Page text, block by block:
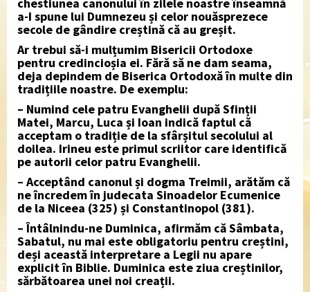
a-I spune lui Dumnezeu și celor nouăsprezece
secole de gândire creștină că au greșit.
Ar trebui să-i mulțumim Bisericii Ortodoxe
pentru credincioșia ei. Fără să ne dam seama,
deja depindem de Biserica Ortodoxă în multe din
tradițiile noastre. De exemplu:
– Numind cele patru Evanghelii după Sfinții
Matei, Marcu, Luca și Ioan indică faptul că
acceptam o tradiție de la sfârșitul secolului al
doilea. Irineu este primul scriitor care identifică
pe autorii celor patru Evanghelii.
– Acceptând canonul și dogma Treimii, arătăm că
ne încredem în judecata Sinoadelor Ecumenice
de la Niceea (325) și Constantinopol (381).
– Întâlnindu-ne Duminica, afirmăm că Sâmbata,
Sabatul, nu mai este obligatoriu pentru creștini,
deși această interpretare a Legii nu apare
explicit în Biblie. Duminica este ziua creștinilor,
sărbătoarea unei noi creații.